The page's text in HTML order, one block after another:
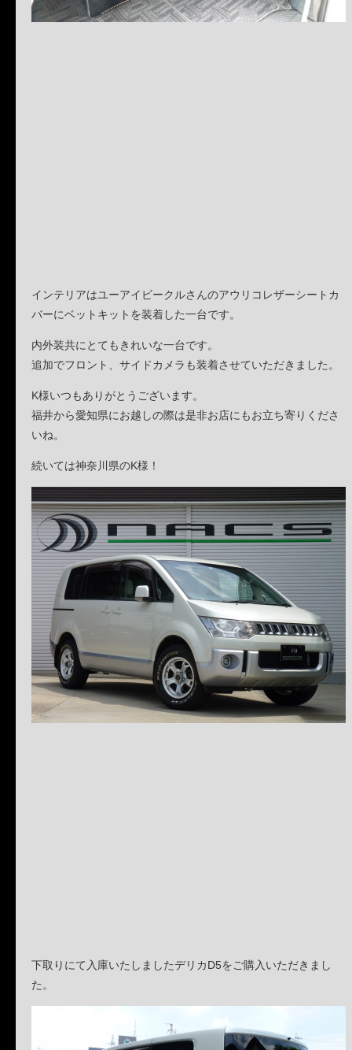
インテリアはユーアイビークルさんのアウリコレザーシートカ
バーにベットキットを装着した一台です。
内外装共にとてもきれいな一台です。
追加でフロント、サイドカメラも装着させていただきました。
K様いつもありがとうございます。
福井から愛知県にお越しの際は是非お店にもお立ち寄りくださ
いね。
続いては神奈川県のK様！
下取りにて入庫いたしましたデリカD5をご購入いただきまし
た。